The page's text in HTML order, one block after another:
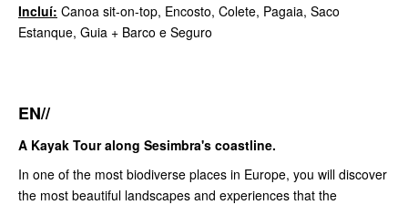
Incluí: Canoa sit-on-top, Encosto, Colete, Pagaia, Saco
Estanque, Guia + Barco e Seguro
EN//
A Kayak Tour along Sesimbra's coastline.
In one of the most biodiverse places in Europe, you will discover
the most beautiful landscapes and experiences that the